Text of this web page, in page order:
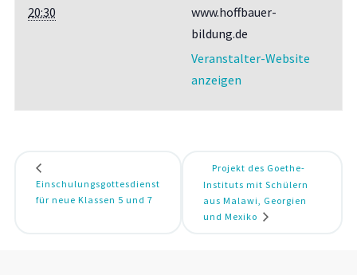
20:30
www.hoffbauer-
bildung.de
Veranstalter-Website
anzeigen
Einschulungsgottesdienst
für neue Klassen 5 und 7
Projekt des Goethe-
Instituts mit Schülern
aus Malawi, Georgien
und Mexiko